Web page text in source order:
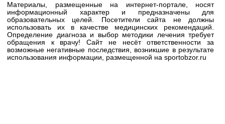
Материалы, размещенные на интернет-портале, носят
информационный характер и предназначены для
образовательных целей. Посетители сайта не должны
использовать их в качестве медицинских рекомендаций.
Определение диагноза и выбор методики лечения требует
обращения к врачу! Сайт не несёт ответственности за
возможные негативные последствия, возникшие в результате
использования информации, размещенной на sportobzor.ru